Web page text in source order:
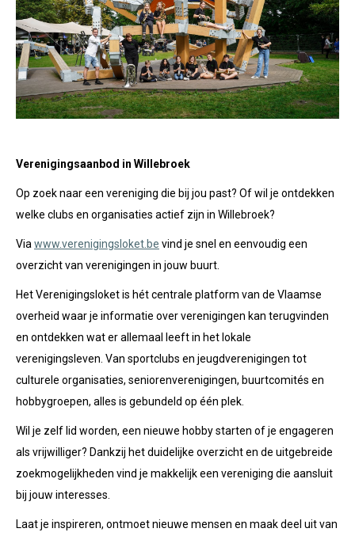
Verenigingsaanbod in Willebroek
Op zoek naar een vereniging die bij jou past? Of wil je ontdekken
welke clubs en organisaties actief zijn in Willebroek?
Via www.verenigingsloket.be vind je snel en eenvoudig een
overzicht van verenigingen in jouw buurt.
Het Verenigingsloket is hét centrale platform van de Vlaamse
overheid waar je informatie over verenigingen kan terugvinden
en ontdekken wat er allemaal leeft in het lokale
verenigingsleven. Van sportclubs en jeugdverenigingen tot
culturele organisaties, seniorenverenigingen, buurtcomités en
hobbygroepen, alles is gebundeld op één plek.
Wil je zelf lid worden, een nieuwe hobby starten of je engageren
als vrijwilliger? Dankzij het duidelijke overzicht en de uitgebreide
zoekmogelijkheden vind je makkelijk een vereniging die aansluit
bij jouw interesses.
Laat je inspireren, ontmoet nieuwe mensen en maak deel uit van